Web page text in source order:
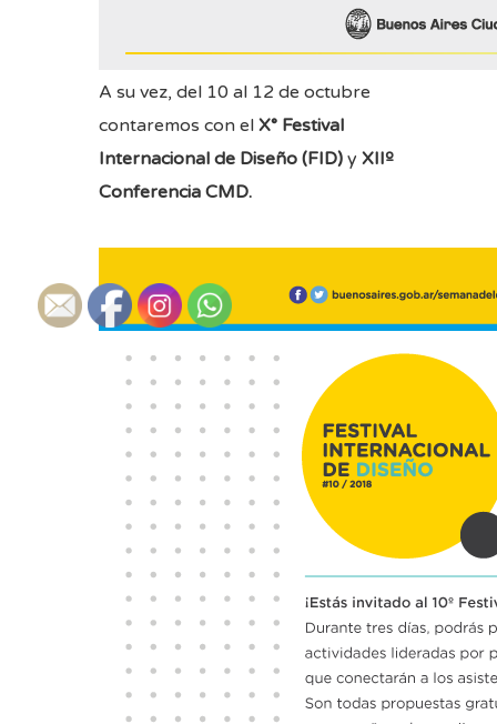
A su vez, del 10 al 12 de octubre
contaremos con el X° Festival
Internacional de Diseño (FID) y XIIº
Conferencia CMD.